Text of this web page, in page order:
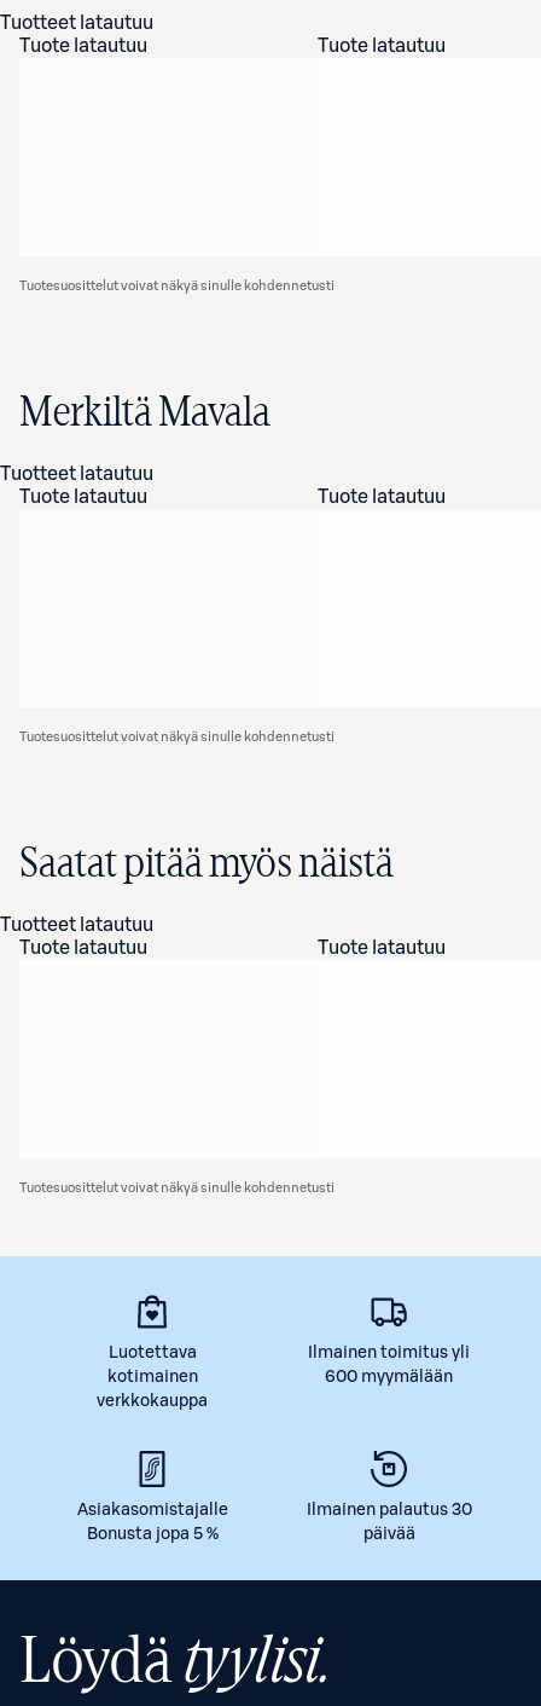
Tuotteet latautuu
Tuote latautuu
Tuote latautuu
Tuotesuosittelut voivat näkyä sinulle kohdennetusti
Merkiltä Mavala
Tuotteet latautuu
Tuote latautuu
Tuote latautuu
Tuotesuosittelut voivat näkyä sinulle kohdennetusti
Saatat pitää myös näistä
Tuotteet latautuu
Tuote latautuu
Tuote latautuu
Tuotesuosittelut voivat näkyä sinulle kohdennetusti
Luotettava
kotimainen
verkkokauppa
Ilmainen toimitus yli
600 myymälään
Asiakasomistajalle
Bonusta jopa 5 %
Ilmainen palautus 30
päivää
Löydätyylisi.